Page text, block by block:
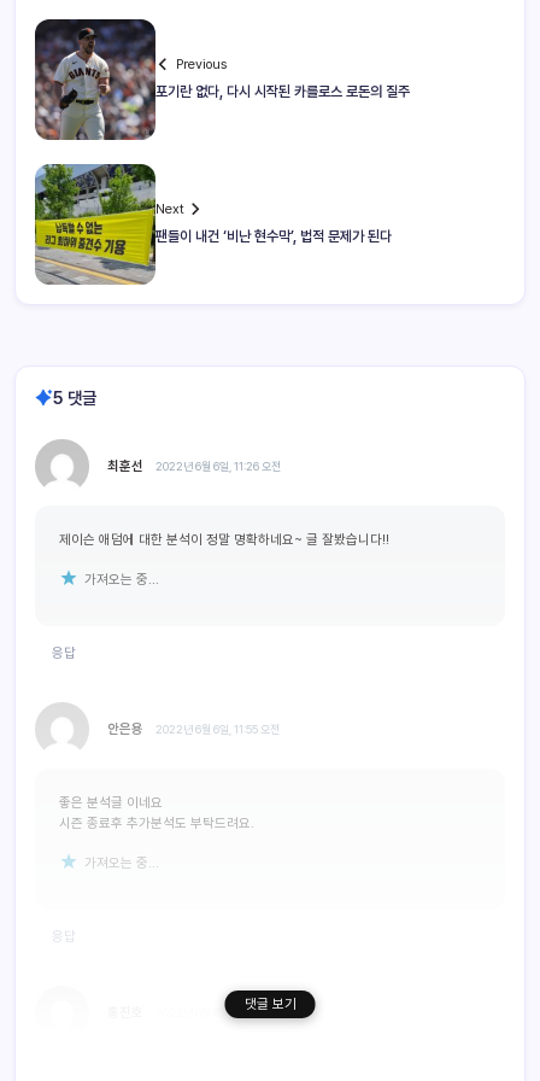
Previous
포기란 없다, 다시 시작된 카를로스 로돈의 질주
Next
팬들이 내건 ‘비난 현수막’, 법적 문제가 된다
5 댓글
최훈선 2022년 6월 6일, 11:26 오전
제이슨 애덤에 대한 분석이 정말 명확하네요~ 글 잘봤습니다!!
가져오는 중...
응답
안은용 2022년 6월 6일, 11:55 오전
좋은 분석글 이네요
시즌 종료후 추가분석도 부탁드려요.
가져오는 중...
응답
2022년 6월 6일, 1:40 오후
댓글 보기